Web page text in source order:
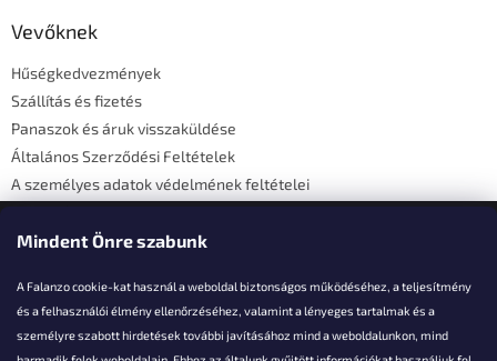
Mindent Önre szabunk
A Falanzo cookie-kat használ a weboldal biztonságos működéséhez, a teljesítmény
és a felhasználói élmény ellenőrzéséhez, valamint a lényeges tartalmak és a
személyre szabott hirdetések további javításához mind a weboldalunkon, mind
Vevőknek
Hűségkedvezmények
Szállítás és fizetés
Panaszok és áruk visszaküldése
Általános Szerződési Feltételek
A személyes adatok védelmének feltételei
Elérhetőségi adatok
Akarsz kérdezni valamit?